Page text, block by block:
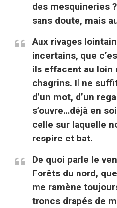
des mesquineries
sans doute, mais
Aux rivages
incertains, que
ils effacent au loin
chagrins. Il ne
d’un mot, d’un
s’ouvre…déjà en
celle sur laquelle
respire et bat.
De quoi parle le
Forêts du nord,
me ramène
troncs drapés de